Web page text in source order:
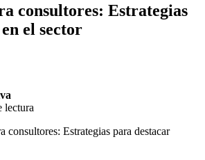
consultores: Estrategias
el sector
lectura